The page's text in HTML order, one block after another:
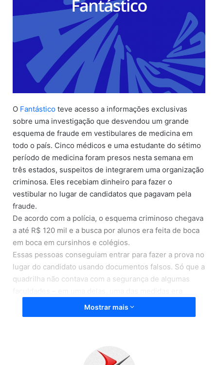
u
e
-
m
i
l
O Fantásticoteve acesso a informações exclusivas
sobre uma investigação que desvendou um grande
esquema de fraude em vestibulares de medicina em
todo o país. Cinco médicos e uma estudante do sétimo
período de medicina foram presos nesta semana em
três estados, suspeitos de integrarem uma organização
criminosa. Eles recebiam dinheiro para fazer o
vestibular no lugar de candidatos que pagavam pela
fraude.
De acordo com a polícia, o esquema criminoso chegava
a até R$ 120 mil e a busca por alunos era feita de boca
em boca em cursinhos e colégios.
Essas pessoas conseguiam entrar para fazer a prova no
lugar do candidato usando documentos falsos. Só que a
quadrilha não contava com a segurança de algumas
fotografar os candidatos antes de cada prova; em outra,
capturar as impressões digitais.
de documentos. Se condenados, podem pegar sete
Mostrar mais